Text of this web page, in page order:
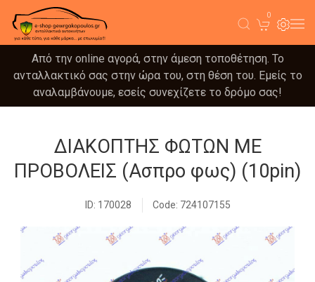
0
Από την online αγορά, στην άμεση τοποθέτηση. Το
ανταλλακτικό σας στην ώρα του, στη θέση του. Εμείς το
αναλαμβάνουμε, εσείς συνεχίζετε το δρόμο σας!
ΔΙΑΚΟΠΤΗΣ ΦΩΤΩΝ ΜΕ
ΠΡΟΒΟΛΕΙΣ (Ασπρο φως) (10pin)
ID: 170028 Code: 724107155